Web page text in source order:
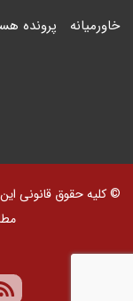
خاورمیانه پرونده
© کلیه حقوق قانونی